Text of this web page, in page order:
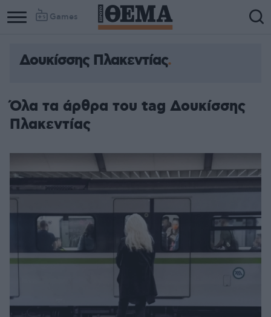
Games
Δουκίσσης Πλακεντίας
Όλα τα άρθρα του tag Δουκίσσης
Πλακεντίας